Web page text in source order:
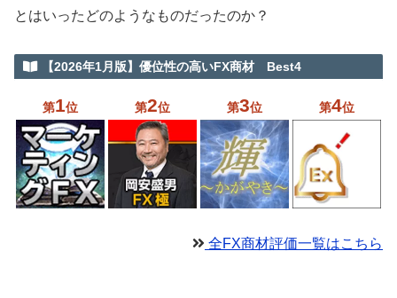
とはいったどのようなものだったのか？
【2026年1月版】優位性の高いFX商材 Best4
第1位 第2位 第3位 第4位
全FX商材評価一覧はこちら